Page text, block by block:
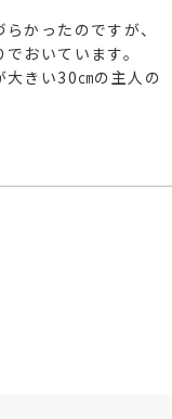
かったのですが、
おいています。
大きい30㎝の主人の